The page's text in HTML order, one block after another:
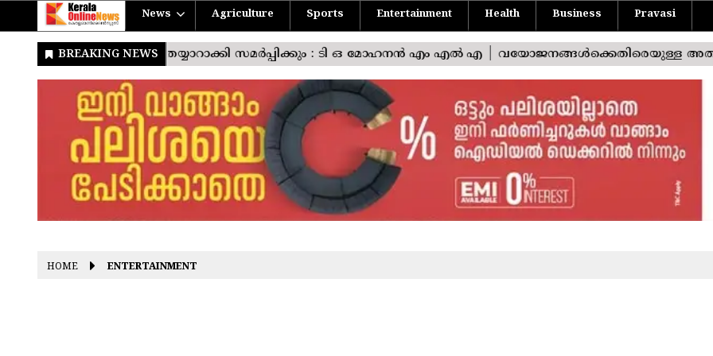
News Agriculture Sports Entertainment Health Business Pravasi
HOME ENTERTAINMENT